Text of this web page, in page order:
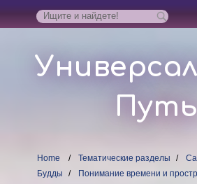
Путь
Home Тематические разделы
Будды
Понимание времени и